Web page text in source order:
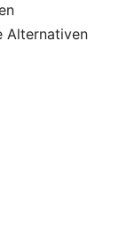
Alternativen